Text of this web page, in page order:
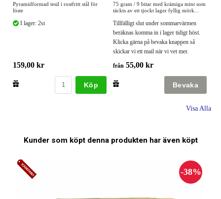
Pyramidformad tesil i rostfritt stål för
löste
I lager: 2st
159,00 kr
Köp
75 gram / 9 bitar med krämiga mint som
täckts av ett tjockt lager fyllig mörk...
Tillfälligt slut under sommarvärmen
beräknas komma in i lager tidigt höst.
Klicka gärna på bevaka knappen så
skickar vi ett mail när vi vet mer.
från 55,00 kr
Visa Alla
Kunder som köpt denna produkten har även köpt